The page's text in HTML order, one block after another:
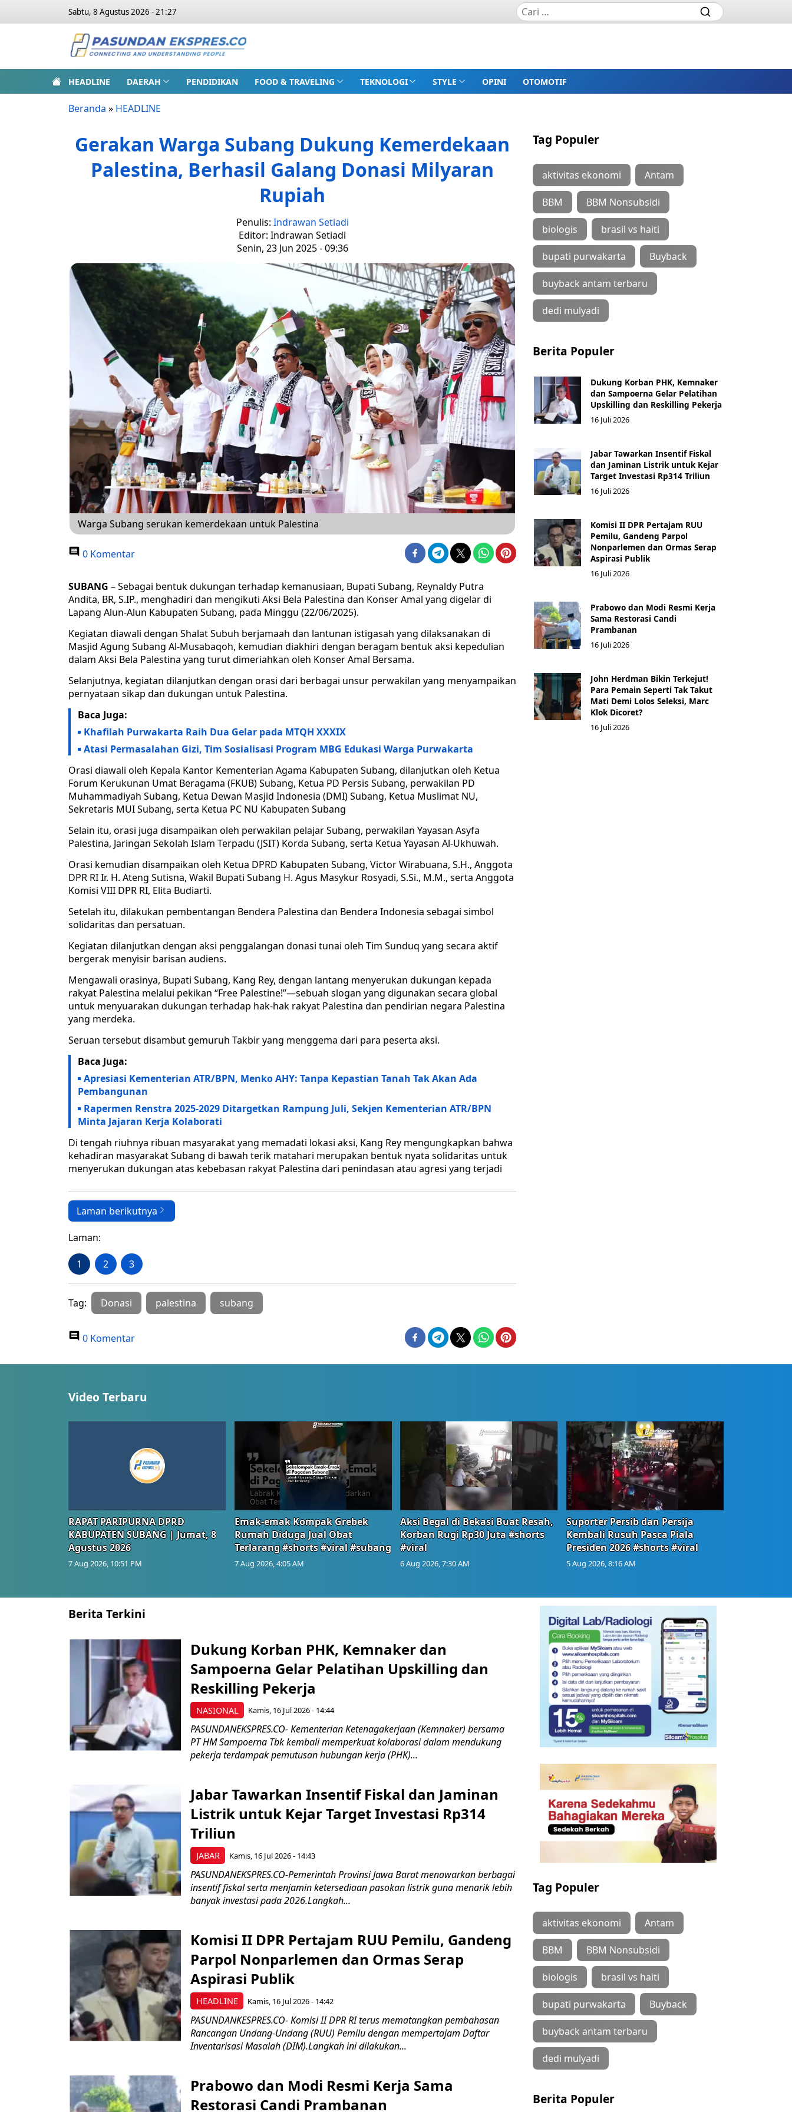
Sabtu, 8 Agustus 2026 - 21:27
HEADLINE DAERAH PENDIDIKAN FOOD & TRAVELING TEKNOLOGI STYLE OPINI OTOMOTIF
Beranda » HEADLINE
Gerakan Warga Subang Dukung Kemerdekaan
Palestina, Berhasil Galang Donasi Milyaran
Rupiah
Penulis: Indrawan Setiadi
Editor: Indrawan Setiadi
Senin, 23 Jun 2025 - 09:36
Warga Subang serukan kemerdekaan untuk Palestina
0 Komentar
SUBANG – Sebagai bentuk dukungan terhadap kemanusiaan, Bupati Subang, Reynaldy Putra
Andita, BR, S.IP., menghadiri dan mengikuti Aksi Bela Palestina dan Konser Amal yang digelar di
Lapang Alun-Alun Kabupaten Subang, pada Minggu (22/06/2025).
Kegiatan diawali dengan Shalat Subuh berjamaah dan lantunan istigasah yang dilaksanakan di
Masjid Agung Subang Al-Musabaqoh, kemudian diakhiri dengan beragam bentuk aksi kepedulian
dalam Aksi Bela Palestina yang turut dimeriahkan oleh Konser Amal Bersama.
Selanjutnya, kegiatan dilanjutkan dengan orasi dari berbagai unsur perwakilan yang menyampaikan
pernyataan sikap dan dukungan untuk Palestina.
Baca Juga:
Khafilah Purwakarta Raih Dua Gelar pada MTQH XXXIX
Atasi Permasalahan Gizi, Tim Sosialisasi Program MBG Edukasi Warga Purwakarta
Orasi diawali oleh Kepala Kantor Kementerian Agama Kabupaten Subang, dilanjutkan oleh Ketua
Forum Kerukunan Umat Beragama (FKUB) Subang, Ketua PD Persis Subang, perwakilan PD
Muhammadiyah Subang, Ketua Dewan Masjid Indonesia (DMI) Subang, Ketua Muslimat NU,
Sekretaris MUI Subang, serta Ketua PC NU Kabupaten Subang
Selain itu, orasi juga disampaikan oleh perwakilan pelajar Subang, perwakilan Yayasan Asyfa
Palestina, Jaringan Sekolah Islam Terpadu (JSIT) Korda Subang, serta Ketua Yayasan Al-Ukhuwah.
Orasi kemudian disampaikan oleh Ketua DPRD Kabupaten Subang, Victor Wirabuana, S.H., Anggota
DPR RI Ir. H. Ateng Sutisna, Wakil Bupati Subang H. Agus Masykur Rosyadi, S.Si., M.M., serta Anggota
Komisi VIII DPR RI, Elita Budiarti.
Setelah itu, dilakukan pembentangan Bendera Palestina dan Bendera Indonesia sebagai simbol
solidaritas dan persatuan.
Kegiatan dilanjutkan dengan aksi penggalangan donasi tunai oleh Tim Sunduq yang secara aktif
bergerak menyisir barisan audiens.
Mengawali orasinya, Bupati Subang, Kang Rey, dengan lantang menyerukan dukungan kepada
rakyat Palestina melalui pekikan “Free Palestine!”—sebuah slogan yang digunakan secara global
untuk menyuarakan dukungan terhadap hak-hak rakyat Palestina dan pendirian negara Palestina
yang merdeka.
Seruan tersebut disambut gemuruh Takbir yang menggema dari para peserta aksi.
Baca Juga:
Apresiasi Kementerian ATR/BPN, Menko AHY: Tanpa Kepastian Tanah Tak Akan Ada
Pembangunan
Rapermen Renstra 2025-2029 Ditargetkan Rampung Juli, Sekjen Kementerian ATR/BPN
Minta Jajaran Kerja Kolaborati
Di tengah riuhnya ribuan masyarakat yang memadati lokasi aksi, Kang Rey mengungkapkan bahwa
kehadiran masyarakat Subang di bawah terik matahari merupakan bentuk nyata solidaritas untuk
menyerukan dukungan atas kebebasan rakyat Palestina dari penindasan atau agresi yang terjadi
Laman berikutnya
Laman:
1 2 3
Tag: Donasi palestina subang
0 Komentar
Tag Populer
aktivitas ekonomi Antam
BBM BBM Nonsubsidi
biologis brasil vs haiti
bupati purwakarta Buyback
buyback antam terbaru
dedi mulyadi
Berita Populer
Dukung Korban PHK, Kemnaker
dan Sampoerna Gelar Pelatihan
Upskilling dan Reskilling Pekerja
16 Juli 2026
Jabar Tawarkan Insentif Fiskal
dan Jaminan Listrik untuk Kejar
Target Investasi Rp314 Triliun
16 Juli 2026
Komisi II DPR Pertajam RUU
Pemilu, Gandeng Parpol
Nonparlemen dan Ormas Serap
Aspirasi Publik
16 Juli 2026
Prabowo dan Modi Resmi Kerja
Sama Restorasi Candi
Prambanan
16 Juli 2026
John Herdman Bikin Terkejut!
Para Pemain Seperti Tak Takut
Mati Demi Lolos Seleksi, Marc
Klok Dicoret?
16 Juli 2026
Video Terbaru
RAPAT PARIPURNA DPRD
KABUPATEN SUBANG | Jumat, 8
Agustus 2026
7 Aug 2026, 10:51 PM
Emak-emak Kompak Grebek
Rumah Diduga Jual Obat
Terlarang #shorts #viral #subang
7 Aug 2026, 4:05 AM
Aksi Begal di Bekasi Buat Resah,
Korban Rugi Rp30 Juta #shorts
#viral
6 Aug 2026, 7:30 AM
Suporter Persib dan Persija
Kembali Rusuh Pasca Piala
Presiden 2026 #shorts #viral
5 Aug 2026, 8:16 AM
Berita Terkini
NASIONAL
Dukung Korban PHK, Kemnaker dan
Sampoerna Gelar Pelatihan Upskilling dan
Reskilling Pekerja
Kamis, 16 Jul 2026 - 14:44
PASUNDANEKSPRES.CO- Kementerian Ketenagakerjaan (Kemnaker) bersama
PT HM Sampoerna Tbk kembali memperkuat kolaborasi dalam mendukung
pekerja terdampak pemutusan hubungan kerja (PHK)...
JABAR
Jabar Tawarkan Insentif Fiskal dan Jaminan
Listrik untuk Kejar Target Investasi Rp314
Triliun
Kamis, 16 Jul 2026 - 14:43
PASUNDANEKSPRES.CO-Pemerintah Provinsi Jawa Barat menawarkan berbagai
insentif fiskal serta menjamin ketersediaan pasokan listrik guna menarik lebih
banyak investasi pada 2026.Langkah...
HEADLINE
Komisi II DPR Pertajam RUU Pemilu, Gandeng
Parpol Nonparlemen dan Ormas Serap
Aspirasi Publik
Kamis, 16 Jul 2026 - 14:42
PASUNDANKESPRES.CO- Komisi II DPR RI terus mematangkan pembahasan
Rancangan Undang-Undang (RUU) Pemilu dengan mempertajam Daftar
Inventarisasi Masalah (DIM).Langkah ini dilakukan...
Prabowo dan Modi Resmi Kerja Sama
Restorasi Candi Prambanan
Tag Populer
aktivitas ekonomi Antam
BBM BBM Nonsubsidi
biologis brasil vs haiti
bupati purwakarta Buyback
buyback antam terbaru
dedi mulyadi
Berita Populer